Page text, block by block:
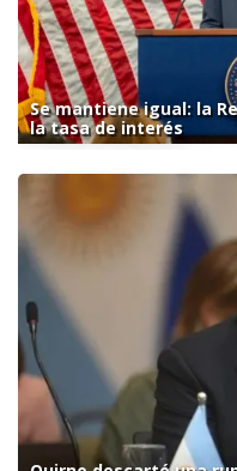
Se mantiene igual: la
la tasa de interés